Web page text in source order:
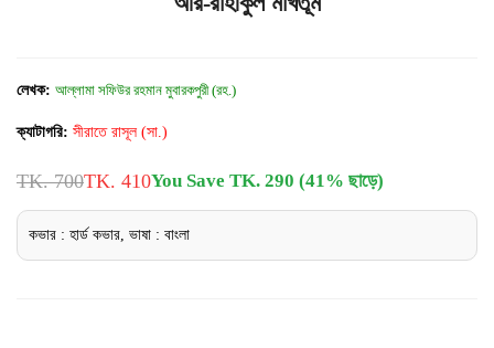
লেখক: আল্লামা সফিউর রহমান মুবারকপুরী (রহ.)
ক্যাটাগরি: সীরাতে রাসূল (সা.)
TK. 700TK. 410You Save TK. 290 (41% ছাড়ে)
কভার : হার্ড কভার, ভাষা : বাংলা